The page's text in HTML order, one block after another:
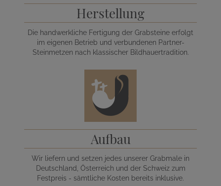
Herstellung
Die handwerkliche Fertigung der Grabsteine erfolgt
im eigenen Betrieb und verbundenen Partner-
Steinmetzen nach klassischer Bildhauertradition.
Aufbau
Wir liefern und setzen jedes unserer Grabmale in
Deutschland, Österreich und der Schweiz zum
Festpreis - sämtliche Kosten bereits inklusive.